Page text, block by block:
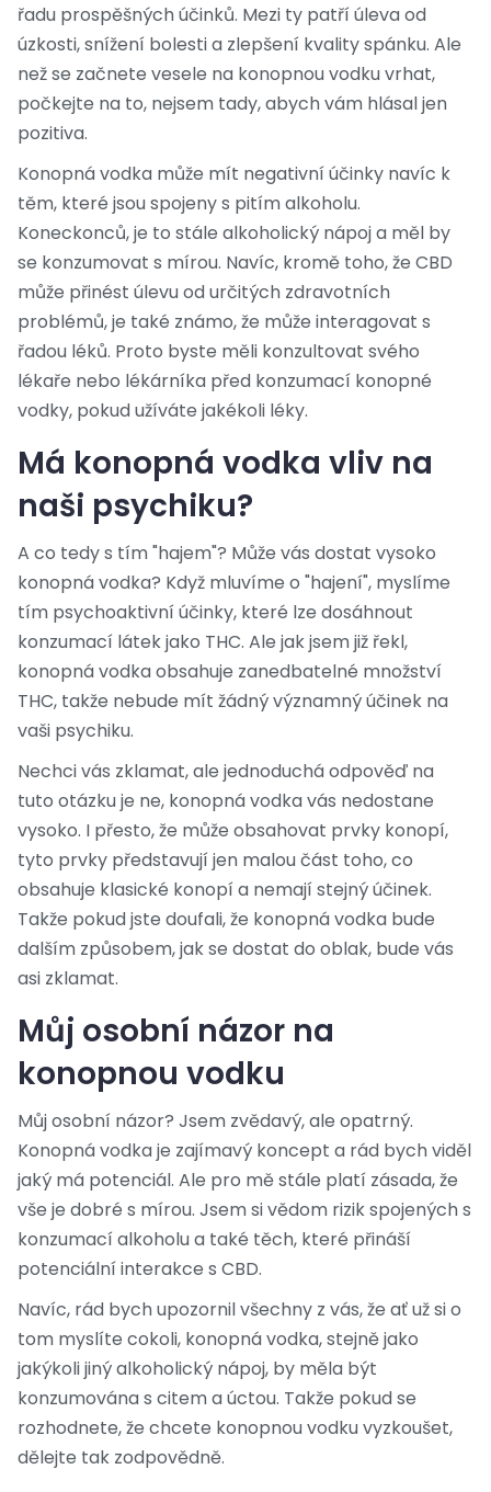
řadu prospěšných účinků. Mezi ty patří úleva od
úzkosti, snížení bolesti a zlepšení kvality spánku. Ale
než se začnete vesele na konopnou vodku vrhat,
počkejte na to, nejsem tady, abych vám hlásal jen
pozitiva.
Konopná vodka může mít negativní účinky navíc k
těm, které jsou spojeny s pitím alkoholu.
Koneckonců, je to stále alkoholický nápoj a měl by
se konzumovat s mírou. Navíc, kromě toho, že CBD
může přinést úlevu od určitých zdravotních
problémů, je také známo, že může interagovat s
řadou léků. Proto byste měli konzultovat svého
lékaře nebo lékárníka před konzumací konopné
vodky, pokud užíváte jakékoli léky.
Má konopná vodka vliv na
naši psychiku?
A co tedy s tím "hajem"? Může vás dostat vysoko
konopná vodka? Když mluvíme o "hajení", myslíme
tím psychoaktivní účinky, které lze dosáhnout
konzumací látek jako THC. Ale jak jsem již řekl,
konopná vodka obsahuje zanedbatelné množství
THC, takže nebude mít žádný významný účinek na
vaši psychiku.
Nechci vás zklamat, ale jednoduchá odpověď na
tuto otázku je ne, konopná vodka vás nedostane
vysoko. I přesto, že může obsahovat prvky konopí,
tyto prvky představují jen malou část toho, co
obsahuje klasické konopí a nemají stejný účinek.
Takže pokud jste doufali, že konopná vodka bude
dalším způsobem, jak se dostat do oblak, bude vás
asi zklamat.
Můj osobní názor na
konopnou vodku
Můj osobní názor? Jsem zvědavý, ale opatrný.
Konopná vodka je zajímavý koncept a rád bych viděl
jaký má potenciál. Ale pro mě stále platí zásada, že
vše je dobré s mírou. Jsem si vědom rizik spojených s
konzumací alkoholu a také těch, které přináší
potenciální interakce s CBD.
Navíc, rád bych upozornil všechny z vás, že ať už si o
tom myslíte cokoli, konopná vodka, stejně jako
jakýkoli jiný alkoholický nápoj, by měla být
konzumována s citem a úctou. Takže pokud se
rozhodnete, že chcete konopnou vodku vyzkoušet,
dělejte tak zodpovědně.